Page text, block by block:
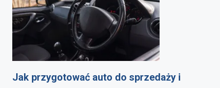
Jak przygotować auto do sprzedaży i